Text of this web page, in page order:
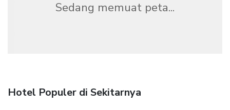
Sedang memuat peta...
Hotel Populer di Sekitarnya